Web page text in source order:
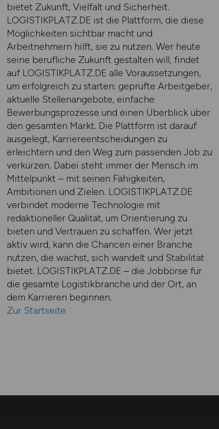
bietet Zukunft, Vielfalt und Sicherheit.
LOGISTIKPLATZ.DE ist die Plattform, die diese
Möglichkeiten sichtbar macht und
Arbeitnehmern hilft, sie zu nutzen. Wer heute
seine berufliche Zukunft gestalten will, findet
auf LOGISTIKPLATZ.DE alle Voraussetzungen,
um erfolgreich zu starten: geprüfte Arbeitgeber,
aktuelle Stellenangebote, einfache
Bewerbungsprozesse und einen Überblick über
den gesamten Markt. Die Plattform ist darauf
ausgelegt, Karriereentscheidungen zu
erleichtern und den Weg zum passenden Job zu
verkürzen. Dabei steht immer der Mensch im
Mittelpunkt – mit seinen Fähigkeiten,
Ambitionen und Zielen. LOGISTIKPLATZ.DE
verbindet moderne Technologie mit
redaktioneller Qualität, um Orientierung zu
bieten und Vertrauen zu schaffen. Wer jetzt
aktiv wird, kann die Chancen einer Branche
nutzen, die wächst, sich wandelt und Stabilität
bietet. LOGISTIKPLATZ.DE – die Jobbörse für
die gesamte Logistikbranche und der Ort, an
dem Karrieren beginnen.
Zur Startseite